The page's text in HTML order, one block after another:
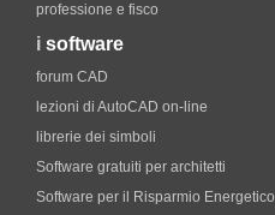
professione e fisco
i software
forum CAD
lezioni di AutoCAD on-line
librerie dei simboli
Software gratuiti per architetti
Software per il Risparmio Energetico